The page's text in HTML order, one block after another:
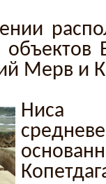
Мерв и
Ниса